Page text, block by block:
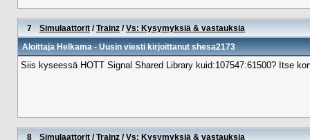
7 Simulaattorit/Trainz/Vs: Kysymyksiä & vastauksia
AloittajaHelkama- Uusin viesti kirjoittanutshesa2173
Siis kyseessä HOTT Signal Shared Library kuid:107547:61500? Itse
8 Simulaattorit/Trainz/Vs: Kysymyksiä & vastauksia